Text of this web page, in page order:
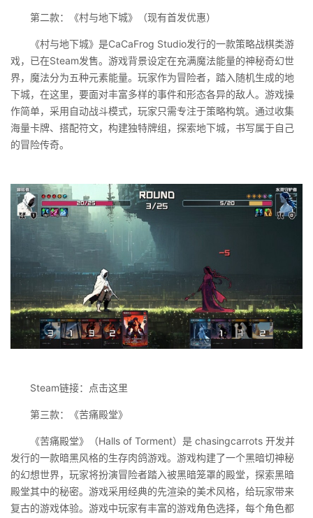
第二款：《村与地下城》（现有首发优惠）
《村与地下城》是CaCaFrog Studio发行的一款策略战棋类游
戏，已在Steam发售。游戏背景设定在充满魔法能量的神秘奇幻世
界，魔法分为五种元素能量。玩家作为冒险者，踏入随机生成的地
下城，在这里，要面对丰富多样的事件和形态各异的敌人。游戏操
作简单，采用自动战斗模式，玩家只需专注于策略构筑。通过收集
海量卡牌、搭配符文，构建独特牌组，探索地下城，书写属于自己
的冒险传奇。
Steam链接：点击这里
第三款：《苦痛殿堂》
《苦痛殿堂》（Halls of Torment）是 chasingcarrots 开发并
发行的一款暗黑风格的生存肉鸽游戏。游戏构建了一个黑暗切神秘
的幻想世界，玩家将扮演冒险者踏入被黑暗笼罩的殿堂，探索黑暗
殿堂其中的秘密。游戏采用经典的先渲染的美术风格，给玩家带来
复古的游戏体验。游戏中玩家有丰富的游戏角色选择，每个角色都